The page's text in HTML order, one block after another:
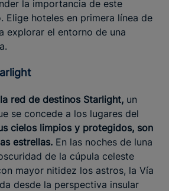
la importancia de este
Elige hoteles en primera línea de
explorar el entorno de una
red de destinos Starlight, un
se concede a los lugares del
cielos limpios y protegidos, son
estrellas. En las noches de luna
de la cúpula celeste
mayor nitidez los astros, la Vía
desde la perspectiva insular